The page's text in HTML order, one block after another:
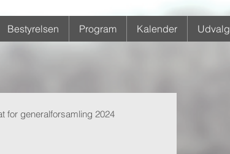
Bestyrelsen Program Kalender Udvalg
for generalforsamling 2024